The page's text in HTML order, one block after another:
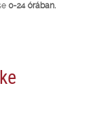
0-24 órában.